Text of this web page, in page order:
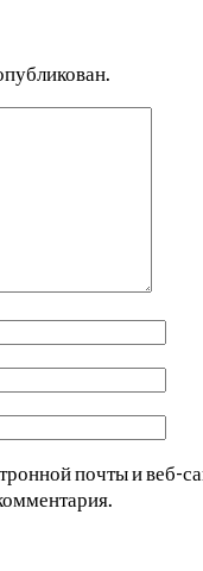
почты и веб-